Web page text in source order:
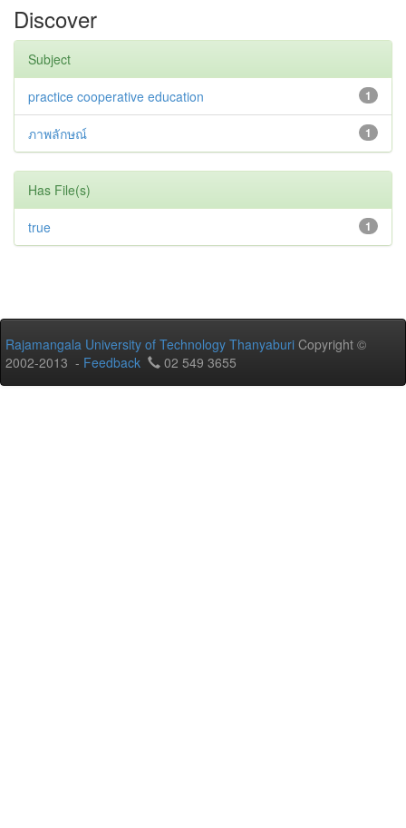
Discover
Subject
1
practice cooperative education
1
ภาพลักษณ์
Has File(s)
1
true
Rajamangala University of Technology Thanyaburi Copyright ©
2002-2013 - Feedback 02 549 3655